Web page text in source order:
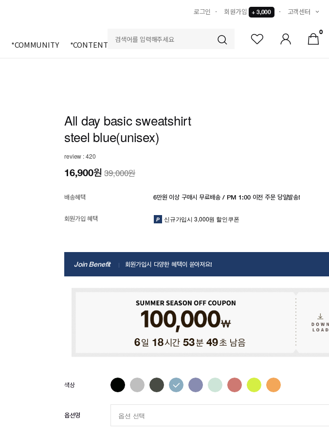
로그인 회원가입 + 3,000 고객센터
*COMMUNITY *CONTENTS
0
All day basic sweatshirt
steel blue(unisex)
review : 420
16,900원39,000원
배송혜택 6만원 이상 구매시 무료배송 / PM 1:00 이전 주문 당일발송!
회원가입 혜택 신규가입시 3,000원 할인쿠폰
Join Benefit 회원가입시 다양한 혜택이 쏟아져요!
6일 18시간 53분 48초 남음
옵션명